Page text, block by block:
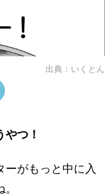
出典： いくとん
つ！
がもっと中に入